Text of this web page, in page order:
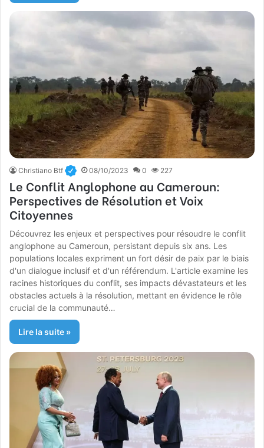
Christiano Btf 08/10/2023 0 227
Le Conflit Anglophone au Cameroun:
Perspectives de Résolution et Voix
Citoyennes
Découvrez les enjeux et perspectives pour résoudre le conflit
anglophone au Cameroun, persistant depuis six ans. Les
populations locales expriment un fort désir de paix par le biais
d'un dialogue inclusif et d'un référendum. L'article examine les
racines historiques du conflit, ses impacts dévastateurs et les
obstacles actuels à la résolution, mettant en évidence le rôle
crucial de la communauté…
Lire la suite »